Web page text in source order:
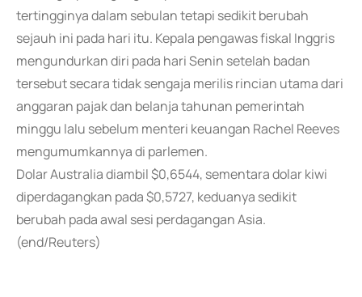
tertingginya dalam sebulan tetapi sedikit berubah
sejauh ini pada hari itu. Kepala pengawas fiskal Inggris
mengundurkan diri pada hari Senin setelah badan
tersebut secara tidak sengaja merilis rincian utama dari
anggaran pajak dan belanja tahunan pemerintah
minggu lalu sebelum menteri keuangan Rachel Reeves
mengumumkannya di parlemen.
Dolar Australia diambil $0,6544, sementara dolar kiwi
diperdagangkan pada $0,5727, keduanya sedikit
berubah pada awal sesi perdagangan Asia.
(end/Reuters)